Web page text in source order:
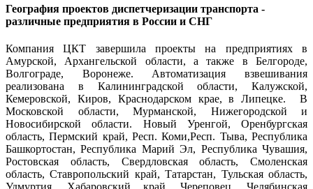
География проектов диспетчеризации транспорта -
различные предприятия в России и СНГ
Компания ЦКТ завершила проекты на предприятиях в
Амурской, Архангельской области, а также в Белгороде,
Волгограде, Воронеже. Автоматизация взвешивания
реализована в Калининградской области, Калужской,
Кемеровской, Киров, Краснодарском крае, в Липецке. В
Московской области, Мурманской, Нижегородской и
Новосибирской области. Новый Уренгой, Оренбургская
область, Пермский край, Респ. Коми,Респ. Тыва, Республика
Башкортостан, Республика Марий Эл, Республика Чувашия,
Ростовская область, Свердловская область, Смоленская
область, Ставропольский край, Татарстан, Тульская область,
Удмуртия, Хабаровский край, Череповец, Челябинская